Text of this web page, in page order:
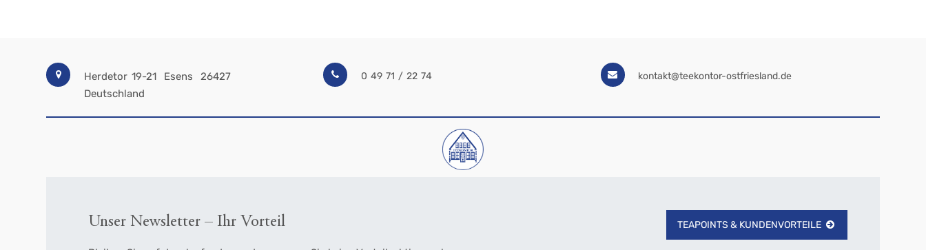
Herdetor 19-21 Esens
26427
Deutschland
0 49 71 / 22 74 kontakt@teekontor-ostfriesland.de
Unser Newsletter – Ihr Vorteil TEAPOINTS & KUNDENVORTEILE